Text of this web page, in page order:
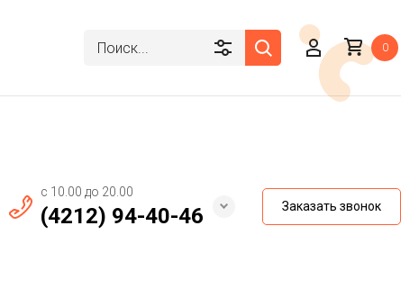
0
с 10.00 до 20.00
(4212) 94-40-46 Заказать звонок